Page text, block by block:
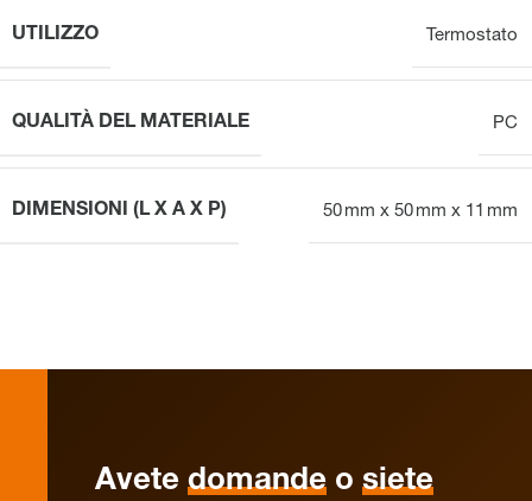
UTILIZZO Termostato
QUALITÀ DEL MATERIALE PC
DIMENSIONI (L X A X P) 50 mm x 50 mm x 11 mm
Avete domande o siete